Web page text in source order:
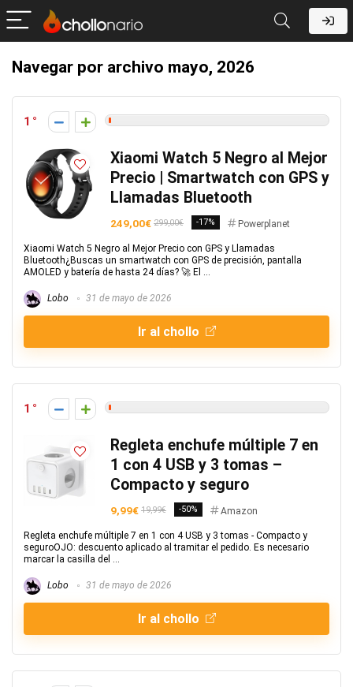
Navegar por archivo mayo, 2026
1
Xiaomi Watch 5 Negro al Mejor
Precio | Smartwatch con GPS y
Llamadas Bluetooth
249,00€ 299,00€ -17% Powerplanet
Xiaomi Watch 5 Negro al Mejor Precio con GPS y Llamadas
Bluetooth¿Buscas un smartwatch con GPS de precisión, pantalla
AMOLED y batería de hasta 24 días? 🚀 El ...
Lobo 31 de mayo de 2026
Ir al chollo
1
Regleta enchufe múltiple 7 en
1 con 4 USB y 3 tomas –
Compacto y seguro
9,99€ 19,99€ -50% Amazon
Regleta enchufe múltiple 7 en 1 con 4 USB y 3 tomas - Compacto y
seguroOJO: descuento aplicado al tramitar el pedido. Es necesario
marcar la casilla del ...
Lobo 31 de mayo de 2026
Ir al chollo